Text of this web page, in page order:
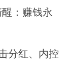
三元电池
扩展至磷
：赚钱永
分红、内控